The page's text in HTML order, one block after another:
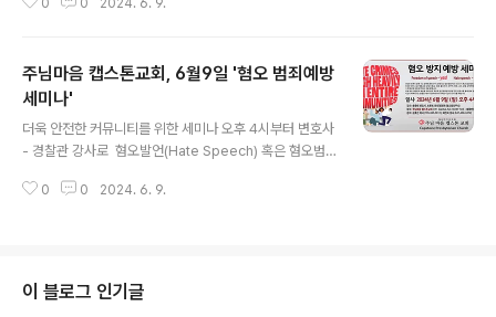
ake Golf & Country Club (21114 Yonge St, E. Gwil
모금과 함께 토론토 동포사회의 화합과 단합을 목적으로
단체전으로 진행된다. 단체는 비영리 자선 및 종교단체와
동호회, 사적모임(4명 기준), 사업체, 공관, 지상사 등이 모
두 신청 가능하다. 참가비는 Green Fee, 카트, 점심 & 저
녁식사를 포함해 1인당 $220로 다소 비싸지만, 한인회는
이번 대회의 수익금은 ..
주님마음 캡스톤교회, 6월9일 '혐오 범죄예방
세미나'
더욱 안전한 커뮤니티를 위한 세미나 오후 4시부터 변호사
- 경찰관 강사로 혐오발언(Hate Speech) 혹은 혐오범
부터 노스욕 주님마음 캡스톤교회(담임 최정근 목사: 111
하거나 그 정체성에 대해 공격하는 언동을 뜻하며, 다양한
민족이 함께 사는 광역토론토(GTA)를 비롯한 캐나다에서
0 0 2024. 6. 9.
이 블로그 인기글